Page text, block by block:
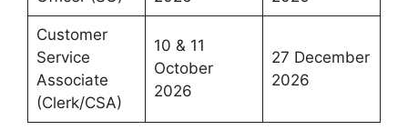
Customer
Service
Associate
(Clerk/CSA)
10 & 11
October
2026
27 December
2026